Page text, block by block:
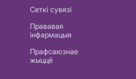
Сеткі сувязі
Прававая
інфармацыя
Прафсаюзнае
жыццё